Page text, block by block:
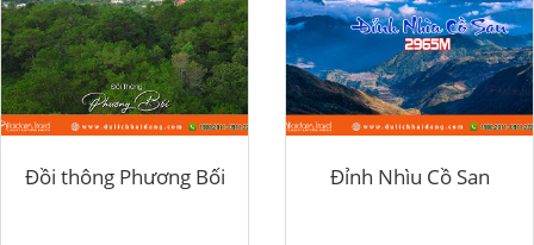
Đồi thông Phương Bối Đỉnh Nhìu Cồ San